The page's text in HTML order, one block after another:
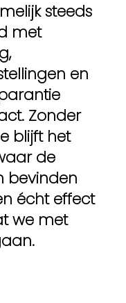
steeds
met
en
Zonder
blijft het
de
bevinden
écht effect
we met